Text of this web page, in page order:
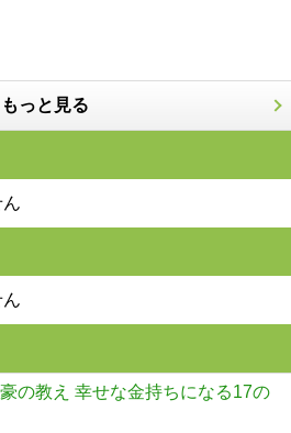
もっと見る
の教え 幸せな金持ちになる17の